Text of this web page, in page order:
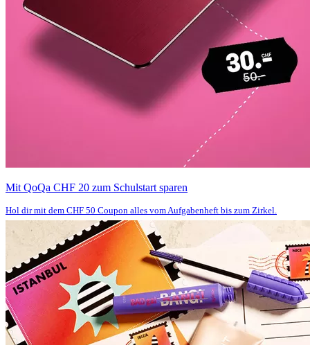
Mit QoQa CHF 20 zum Schulstart sparen
Hol dir mit dem CHF 50 Coupon alles vom Aufgabenheft bis zum Zirkel.